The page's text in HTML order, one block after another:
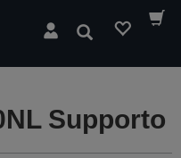
Cerca
Supporto